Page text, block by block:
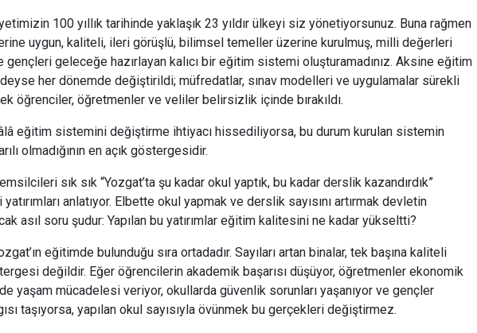
100 yıllık tarihinde yaklaşık 23 yıldır ülkeyi siz yönetiyorsunuz. Buna rağmen
uygun, kaliteli, ileri görüşlü, bilimsel temeller üzerine kurulmuş, milli değerleri
gençleri geleceğe hazırlayan kalıcı bir eğitim sistemi oluşturamadınız. Aksine eğitim
her dönemde değiştirildi; müfredatlar, sınav modelleri ve uygulamalar sürekli
öğrenciler, öğretmenler ve veliler belirsizlik içinde bırakıldı.
eğitim sistemini değiştirme ihtiyacı hissediliyorsa, bu durum kurulan sistemin
olmadığının en açık göstergesidir.
sık sık “Yozgat’ta şu kadar okul yaptık, bu kadar derslik kazandırdık”
anlatıyor. Elbette okul yapmak ve derslik sayısını artırmak devletin
asıl soru şudur: Yapılan bu yatırımlar eğitim kalitesini ne kadar yükseltti?
eğitimde bulunduğu sıra ortadadır. Sayıları artan binalar, tek başına kaliteli
değildir. Eğer öğrencilerin akademik başarısı düşüyor, öğretmenler ekonomik
yaşam mücadelesi veriyor, okullarda güvenlik sorunları yaşanıyor ve gençler
taşıyorsa, yapılan okul sayısıyla övünmek bu gerçekleri değiştirmez.